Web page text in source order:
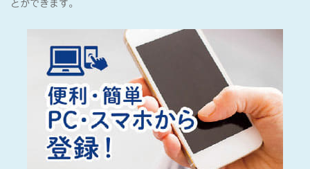
とができます。